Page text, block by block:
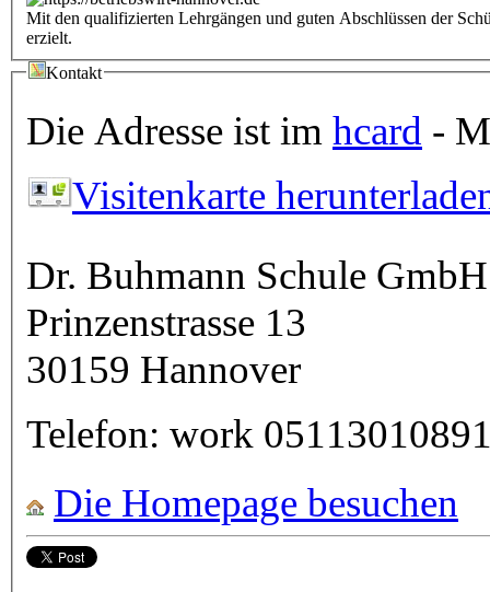
Mit den qualifizierten Lehrgängen und guten Abschlüssen der
erzielt.
Kontakt
Die Adresse ist im hcard -
Visitenkarte
Dr. Buhmann Schule
Prinzenstrasse 13
30159 Hannover
Telefon: work
Die Homepage besuchen